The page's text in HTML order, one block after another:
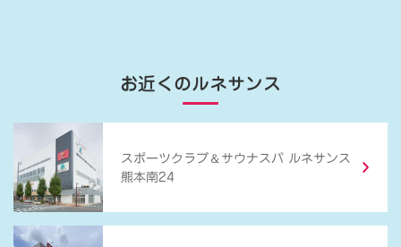
お近くのルネサンス
スポーツクラブ ＆ サウナスパ ルネサンス
熊本南24